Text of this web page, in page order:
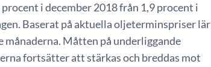
i december 2018 från 1,9 procent i
Baserat på aktuella oljeterminspriser lär
Måtten på underliggande
fortsätter att stärkas och breddas mot